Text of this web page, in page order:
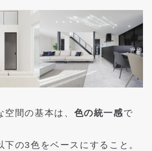
間の基本は、 色の統一感で
下の3色をベースにすること。